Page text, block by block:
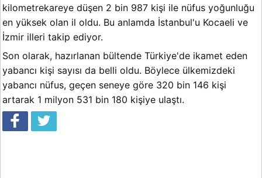
kilometrekareye düşen 2 bin 987 kişi ile nüfus yoğunluğu
en yüksek olan il oldu. Bu anlamda İstanbul'u Kocaeli ve
İzmir illeri takip ediyor.
Son olarak, hazırlanan bültende Türkiye'de ikamet eden
yabancı kişi sayısı da belli oldu. Böylece ülkemizdeki
yabancı nüfus, geçen seneye göre 320 bin 146 kişi
artarak 1 milyon 531 bin 180 kişiye ulaştı.